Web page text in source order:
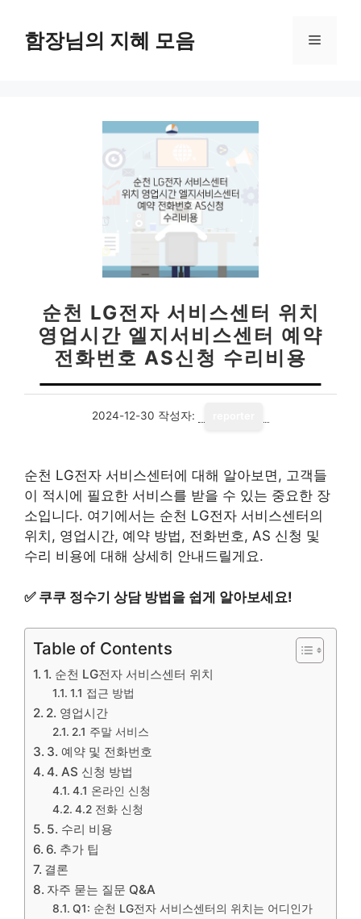
함장님의 지혜 모음 메
순천 LG전자 서비스센터 위치
영업시간 엘지서비스센터 예약
전화번호 AS신청 수리비용
2024-12-30 작성자:
순천 LG전자 서비스센터에 대해 알아보면, 고객들
이 적시에 필요한 서비스를 받을 수 있는 중요한 장
소입니다. 여기에서는 순천 LG전자 서비스센터의
위치, 영업시간, 예약 방법, 전화번호, AS 신청 및
수리 비용에 대해 상세히 안내드릴게요.
✅ 쿠쿠 정수기 상담 방법을 쉽게 알아보세요!
Table of Contents
1. 순천 LG전자 서비스센터 위치
1.1 접근 방법
2. 영업시간
2.1 주말 서비스
3. 예약 및 전화번호
4. AS 신청 방법
4.1 온라인 신청
4.2 전화 신청
5. 수리 비용
6. 추가 팁
결론
자주 묻는 질문 Q&A
Q1: 순천 LG전자 서비스센터의 위치는 어디인가